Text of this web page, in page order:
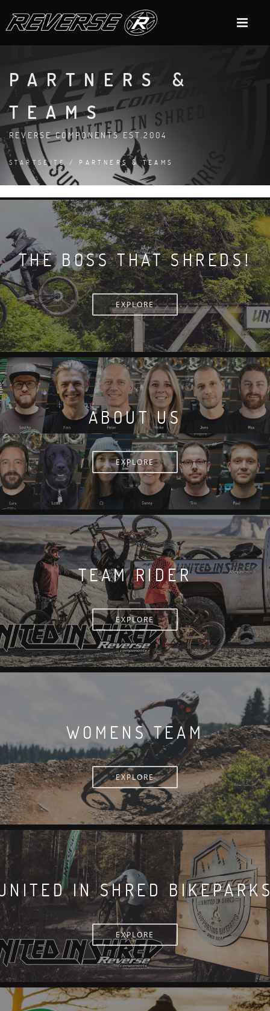
PARTNERS &
TEAMS
REVERSE COMPONENTS EST.2004
STARTSEITE / PARTNERS & TEAMS
THE BOSS THAT SHREDS!
EXPLORE
ABOUT US
EXPLORE
TEAM RIDER
EXPLORE
WOMENS TEAM
EXPLORE
IN SHRED
EXPLORE